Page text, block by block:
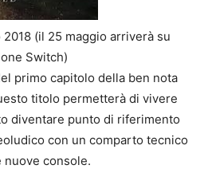
(il 25 maggio arriverà su
Switch)
primo capitolo della ben nota
titolo permetterà di vivere
diventare punto di riferimento
con un comparto tecnico
nuove console.